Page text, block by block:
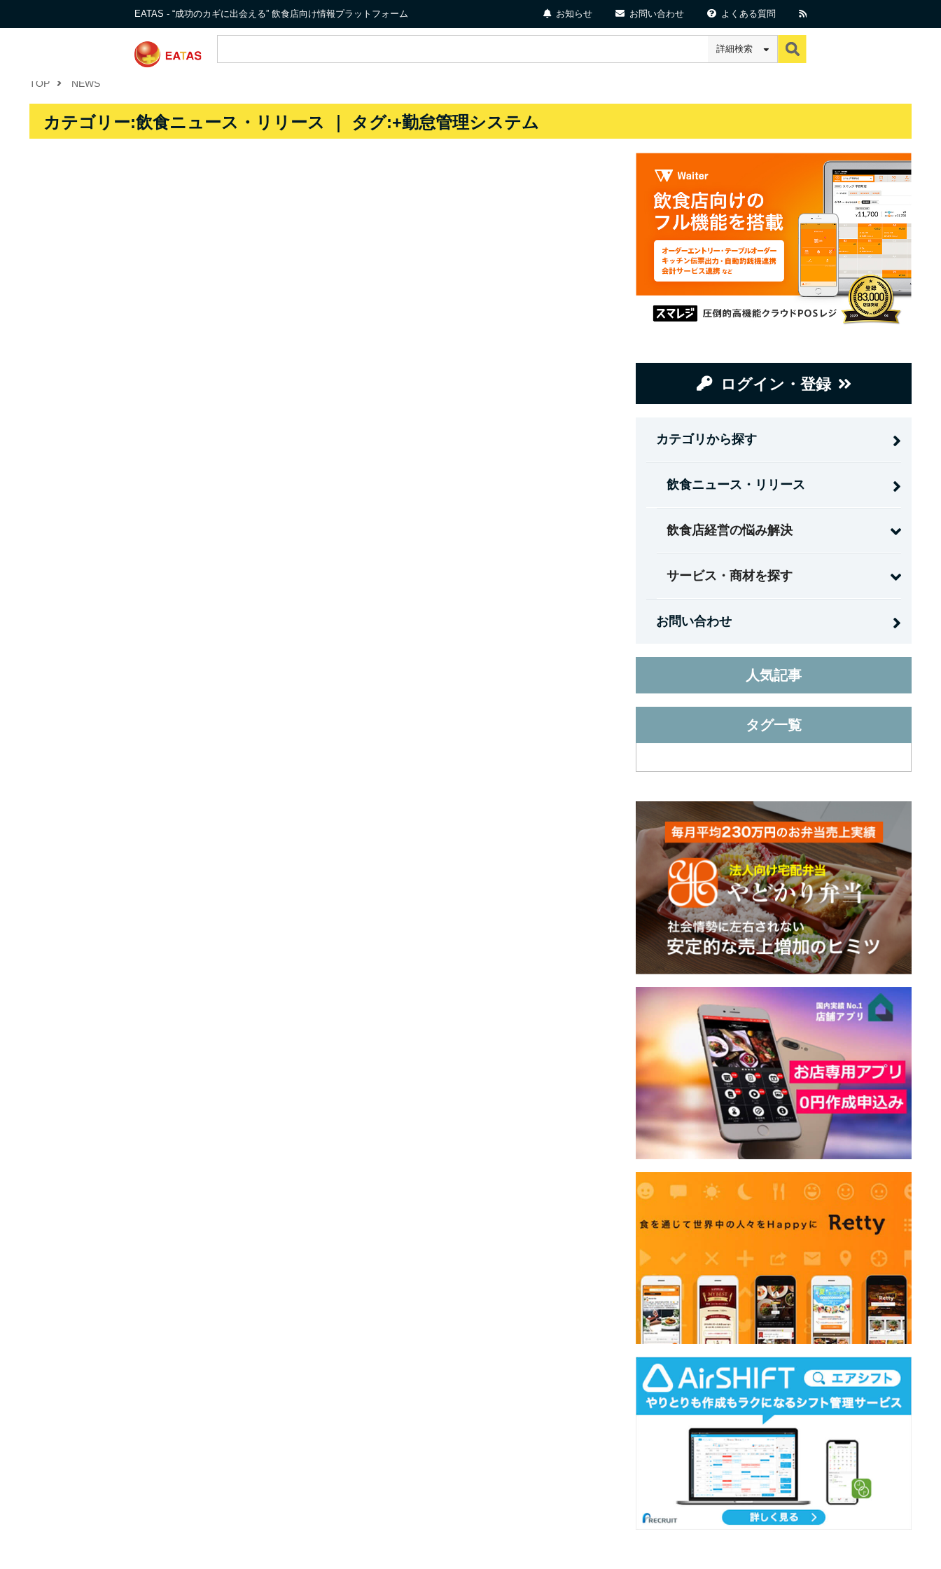
EATAS - “成功のカギに出会える” 飲食店向け情報プラットフォーム お知らせ お問い合わせ よくある質問
詳細検索
TOP NEWS
カテゴリー:飲食ニュース・リリース ｜ タグ:+勤怠管理システム
ログイン・登録
カテゴリから探す
飲食ニュース・リリース
飲食店経営の悩み解決
サービス・商材を探す
お問い合わせ
人気記事
タグ一覧